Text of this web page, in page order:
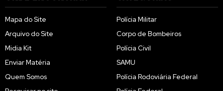
Mapa do Site
Arquivo do Site
Midia Kit
Enviar Matéria
Quem Somos
Polícia Militar
Corpo de Bombeiros
Polícia Civil
SAMU
Polícia Rodoviária Federal